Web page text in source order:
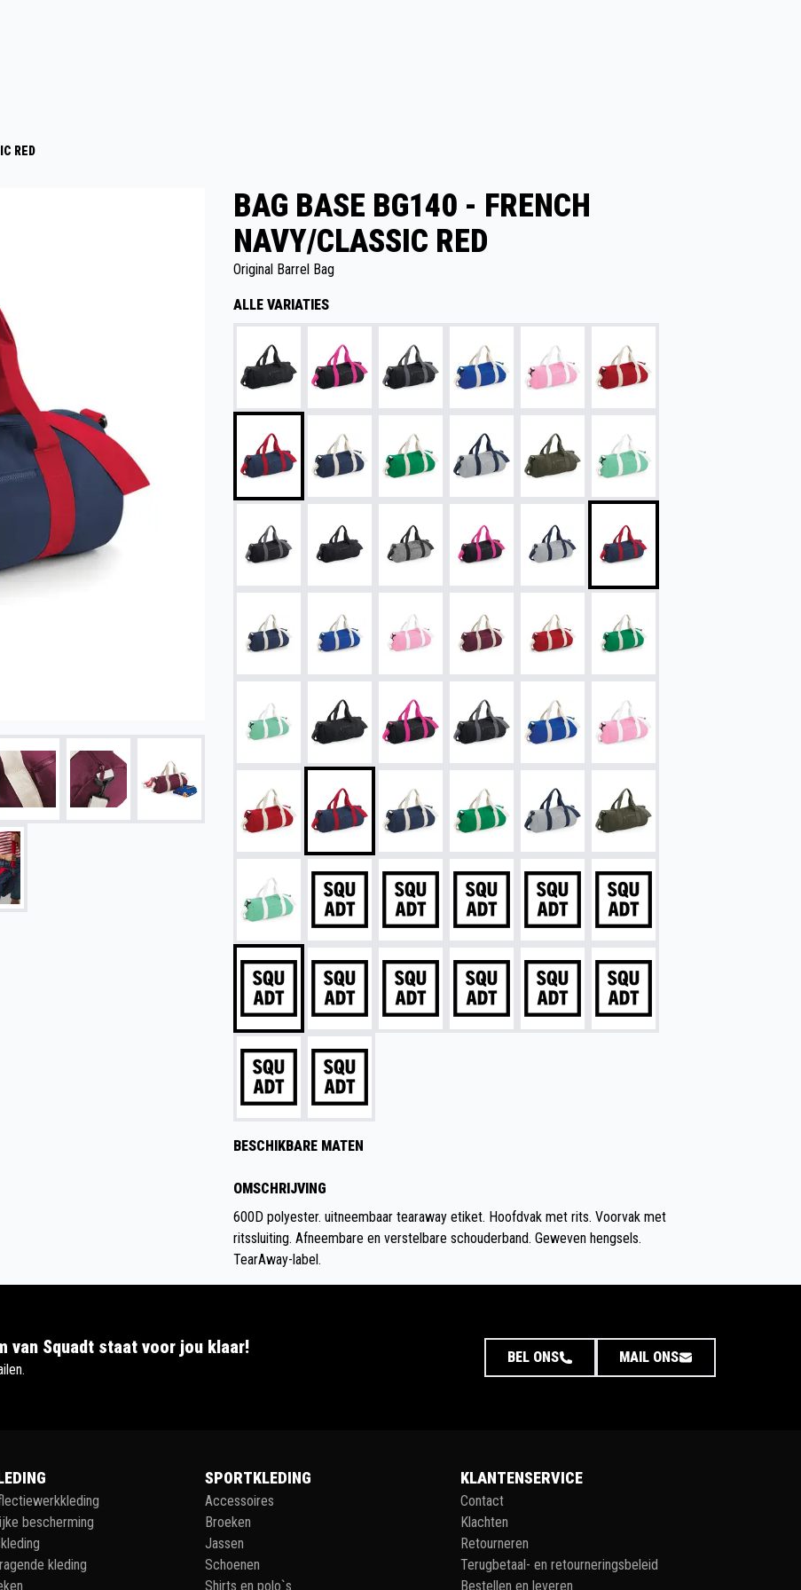
RED
BAG BASE BG140 - FRENCH
NAVY/CLASSIC RED
Original Barrel Bag
ALLE VARIATIES
BESCHIKBARE MATEN
OMSCHRIJVING
600D polyester. uitneembaar tearaway etiket. Hoofdvak met rits. Voorvak met
ritssluiting. Afneembare en verstelbare schouderband. Geweven hengsels.
TearAway-label.
van Squadt staat voor jou klaar! BEL ONS MAIL ONS
bescherming
kleding
SPORTKLEDING
Accessoires
Broeken
Jassen
Schoenen
Shirts en polo`s
KLANTENSERVICE
Contact
Klachten
Retourneren
Terugbetaal- en retourneringsbeleid
Bestellen en leveren